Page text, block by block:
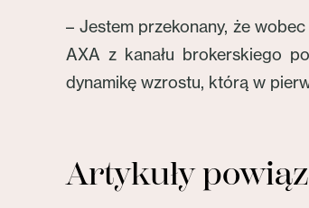
– Jestem przekonany, że
AXA z kanału brokerskiego
dynamikę wzrostu, którą w
Artykuły